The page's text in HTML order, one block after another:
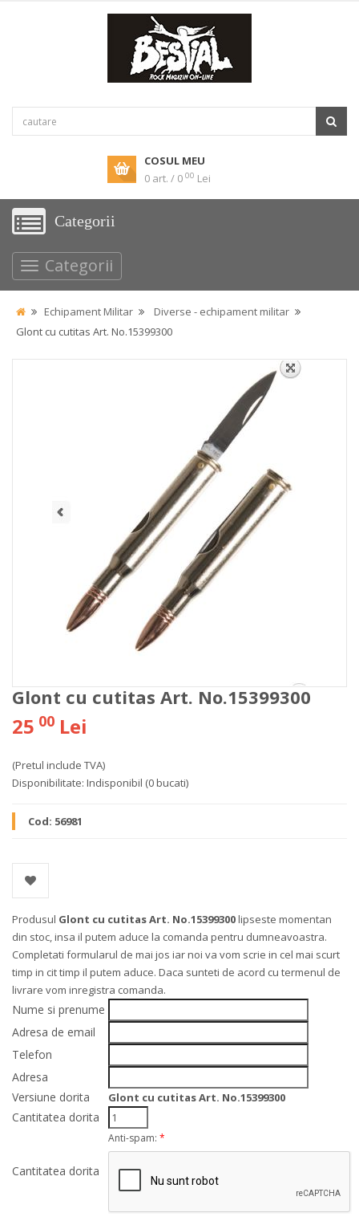
COSUL MEU
0 art. / 0 00 Lei
Categorii
Categorii
Echipament Militar
Diverse - echipament militar
Glont cu cutitas Art. No.15399300
Glont cu cutitas Art. No.15399300
25 00 Lei
(Pretul include TVA)
Disponibilitate: Indisponibil (0 bucati)
Cod: 56981
Produsul Glont cu cutitas Art. No.15399300lipseste momentan
din stoc, insa il putem aduce la comanda pentru dumneavoastra.
Completati formularul de mai jos iar noi va vom scrie in cel mai scurt
timp in cit timp il putem aduce. Daca sunteti de acord cu termenul de
livrare vom inregistra comanda.
Nume si prenume
Adresa de email
Telefon
Adresa
Versiune dorita
Glont cu cutitas Art. No.15399300
Cantitatea dorita
Cantitatea dorita
Anti-spam: *